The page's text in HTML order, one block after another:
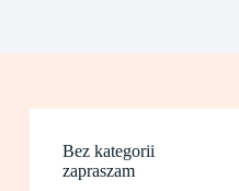
Bez kategorii
zapraszam